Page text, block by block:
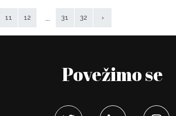
11 12 ... 31 32 ›
Povežimo se